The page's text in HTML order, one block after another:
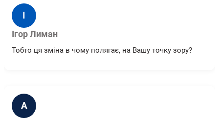
І
Ігор Лиман
Тобто ця зміна в чому полягає, на Вашу точку зору?
А